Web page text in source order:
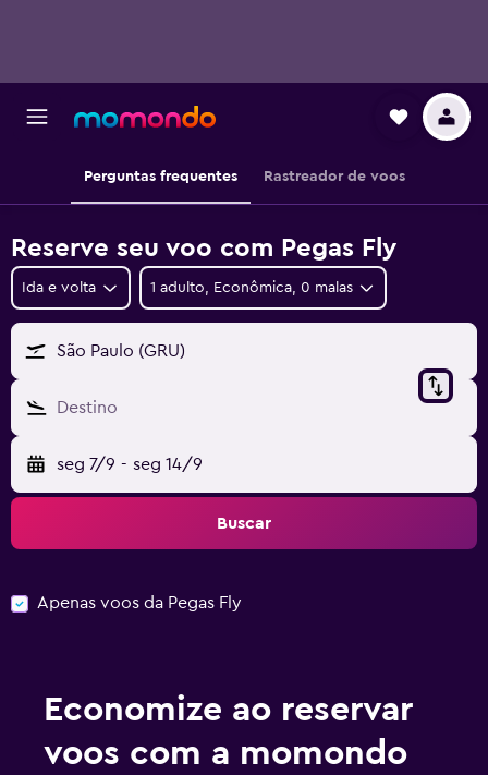
Perguntas frequentes Rastreador de voos
Reserve seu voo com Pegas Fly
Ida e volta 1 adulto, Econômica, 0 malas
São Paulo (GRU)
Destino
seg 7/9 - seg 14/9
Buscar
Apenas voos da Pegas Fly
Economize ao reservar
voos com a momondo